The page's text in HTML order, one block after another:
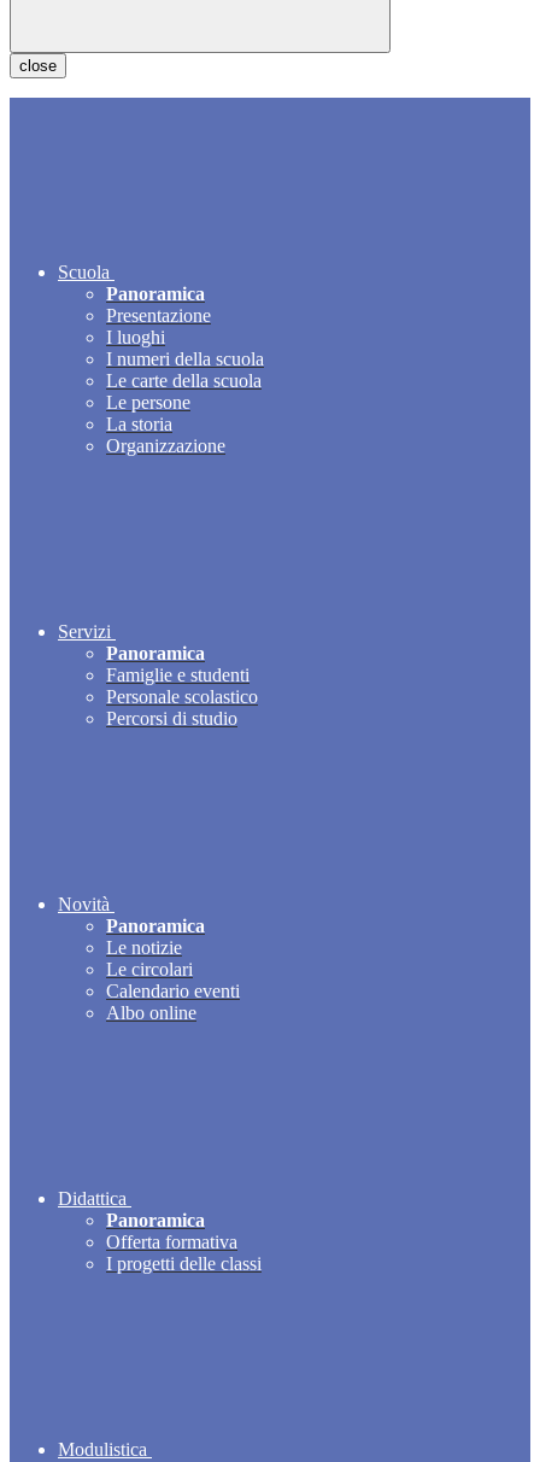
close
Scuola
Panoramica
Presentazione
I luoghi
I numeri della scuola
Le carte della scuola
Le persone
La storia
Organizzazione
Servizi
Panoramica
Famiglie e studenti
Personale scolastico
Percorsi di studio
Novità
Panoramica
Le notizie
Le circolari
Calendario eventi
Albo online
Didattica
Panoramica
Offerta formativa
I progetti delle classi
Modulistica